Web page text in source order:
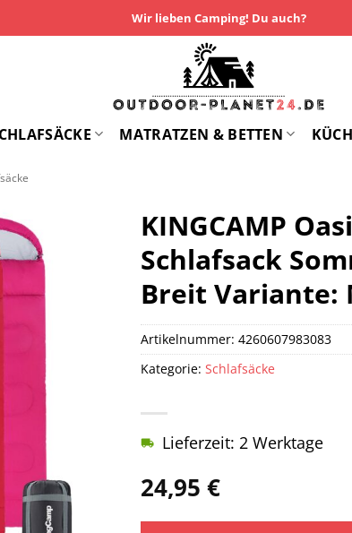
Wir lieben Camping! Du auch?
MATRATZEN & BETTEN
KINGCAMP
Schlafsack
Breit Variante:
24,95€
Lieferzeit: 2 Werktage
Artikelnummer:4260607983083
Kategorie:Schlafsäcke